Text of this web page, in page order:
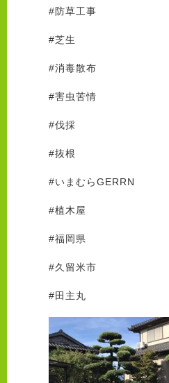
#防草工事
#芝生
#消毒散布
#害虫苦情
#伐採
#抜根
#いまむらGERRN
#植木屋
#福岡県
#久留米市
#田主丸